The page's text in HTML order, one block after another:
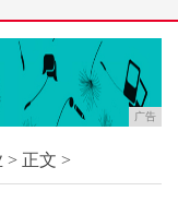
广告
> 正文 >